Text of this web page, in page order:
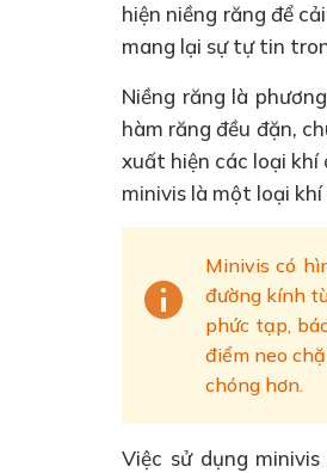
hiện niềng răng để
mang lại sự tự tin
Niềng răng là
hàm răng đều đặn,
xuất hiện các loại khí
minivis là một loại
Minivis có
đường kính
phức tạp,
điểm neo
chóng hơn.
Việc sử dụng